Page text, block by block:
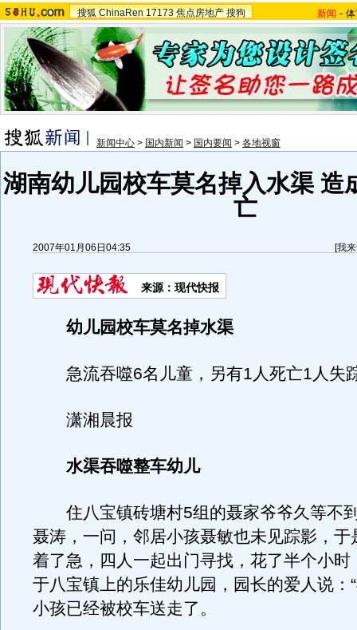
搜狐 ChinaRen 17173 焦点房地产 搜狗 新闻 -
新闻中心 > 国内新闻 > 国内要闻 > 各地视窗
湖南幼儿园校车莫名掉入水渠 造
亡
2007年01月06日04:35 [我
来源：现代快报
幼儿园校车莫名掉水渠
急流吞噬6名儿童，另有1人死亡1人失
潇湘晨报
水渠吞噬整车幼儿
住八宝镇砖塘村5组的聂家爷爷久等不
聂涛，一问，邻居小孩聂敏也未见踪影，于
着了急，四人一起出门寻找，花了半个小时
于八宝镇上的乐佳幼儿园，园长的爱人说：
小孩已经被校车送走了。